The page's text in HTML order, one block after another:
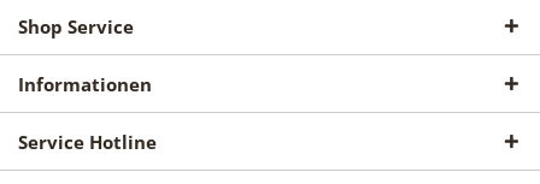
Shop Service
Informationen
Service Hotline